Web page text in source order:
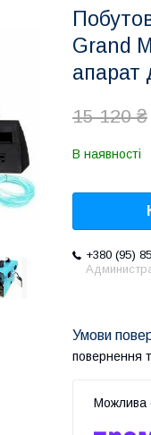
Grand
апарат
15 120 ₴
В наявності
+380 (95)
повернення